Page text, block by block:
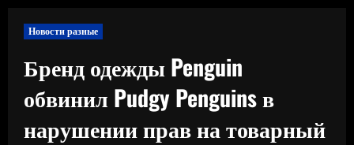
Новости разные
Бренд одежды Penguin
обвинил Pudgy Penguins в
нарушении прав на товарный